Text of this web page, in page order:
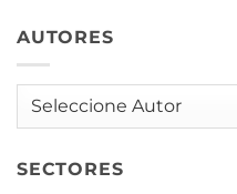
AUTORES
AUTORES
SECTORES